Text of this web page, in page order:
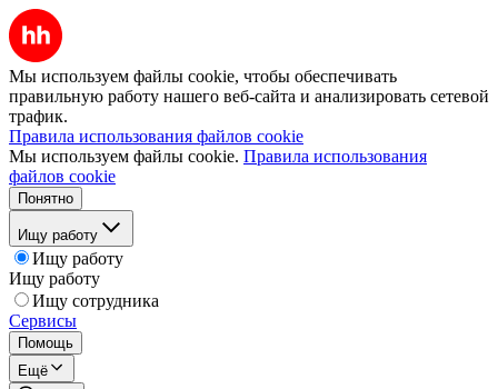
Мы используем файлы cookie, чтобы обеспечивать
правильную работу нашего веб-сайта и анализировать сетевой
трафик.
Правила использования файлов cookie
Мы используем файлы cookie. Правила использования
файлов cookie
Понятно
Ищу работу
Ищу работу
Ищу работу
Ищу сотрудника
Сервисы
Помощь
Ещё